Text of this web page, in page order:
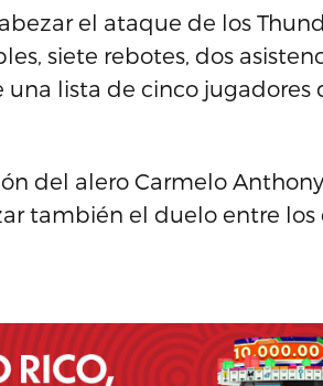
el ataque de los
siete rebotes, dos
lista de cinco
del alero Carmelo
también el duelo entre los